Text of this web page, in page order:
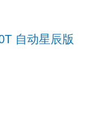
自动星辰版